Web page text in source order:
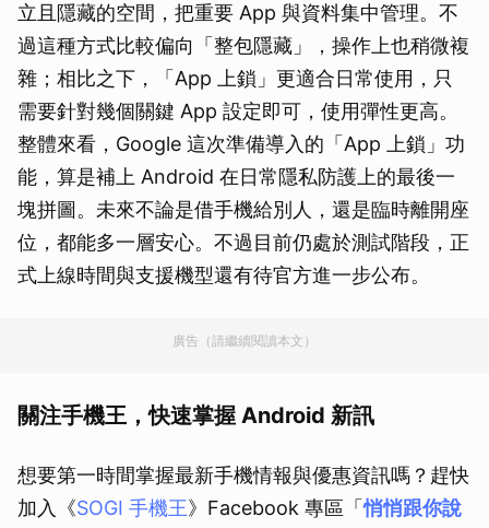
立且隱藏的空間，把重要 App 與資料集中管理。不
過這種方式比較偏向「整包隱藏」，操作上也稍微複
雜；相比之下，「App 上鎖」更適合日常使用，只
需要針對幾個關鍵 App 設定即可，使用彈性更高。
整體來看，Google 這次準備導入的「App 上鎖」功
能，算是補上 Android 在日常隱私防護上的最後一
塊拼圖。未來不論是借手機給別人，還是臨時離開座
位，都能多一層安心。不過目前仍處於測試階段，正
式上線時間與支援機型還有待官方進一步公布。
廣告（請繼續閱讀本文）
關注手機王，快速掌握 Android 新訊
想要第一時間掌握最新手機情報與優惠資訊嗎？趕快
加入《SOGI 手機王》Facebook 專區「悄悄跟你說